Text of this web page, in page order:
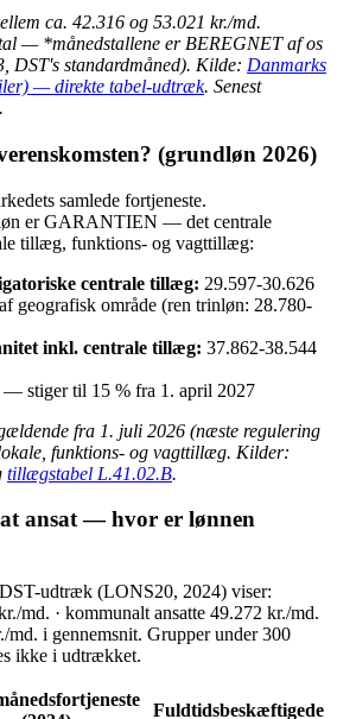
ca. 42.316 og 53.021 kr./md.
— *månedstallene er BEREGNET af os
DST's standardmåned). Kilde: Danmarks
— direkte tabel-udtræk. Senest
(grundløn 2026)
samlede fortjeneste.
er GARANTIEN — det centrale
tillæg, funktions- og vagttillæg:
centrale tillæg: 29.597-30.626
geografisk område (ren trinløn: 28.780-
inkl. centrale tillæg: 37.862-38.544
— stiger til 15 % fra 1. april 2027
fra 1. juli 2026 (næste regulering
funktions- og vagttillæg. Kilder:
tillægstabel L.41.02.B.
ansat — hvor er lønnen
udtræk (LONS20, 2024) viser:
md. · kommunalt ansatte 49.272 kr./md.
md. i gennemsnit. Grupper under 300
ikke i udtrækket.
Fuldtidsbeskæftigede